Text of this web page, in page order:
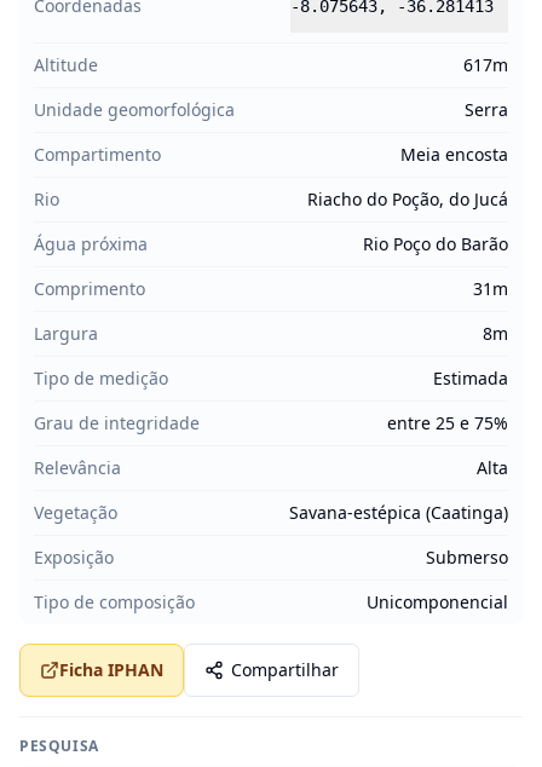
Coordenadas -8.075643, -36.281413
Altitude
617m
Unidade geomorfológica
Serra
Compartimento
Meia encosta
Rio
Riacho do Poção, do Jucá
Água próxima
Rio Poço do Barão
Comprimento
31m
Largura
8m
Tipo de medição
Estimada
Grau de integridade
entre 25 e 75%
Relevância
Alta
Vegetação
Savana-estépica (Caatinga)
Exposição
Submerso
Tipo de composição
Unicomponencial
Ficha IPHAN Compartilhar
PESQUISA